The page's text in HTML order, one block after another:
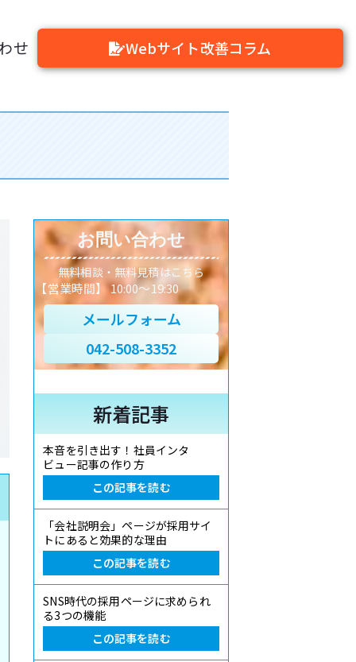
せ Webサイト改善コラム
お問い合わせ
無料相談・無料見積はこちら
【営業時間】 10:00～19:30
メールフォーム
042-508-3352
新着記事
本音を引き出す！社員インタ
ビュー記事の作り方
この記事を読む
「会社説明会」ページが採用サイ
トにあると効果的な理由
この記事を読む
SNS時代の採用ページに求められ
る3つの機能
この記事を読む